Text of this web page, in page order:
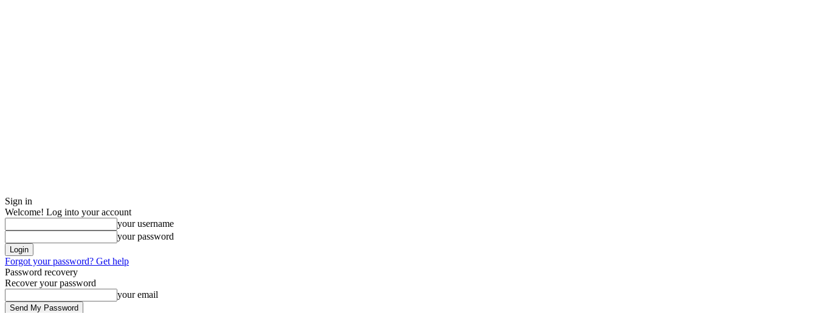
Sign in
Welcome! Log into your account
your username
your password
Forgot your password? Get help
Password recovery
Recover your password
your email